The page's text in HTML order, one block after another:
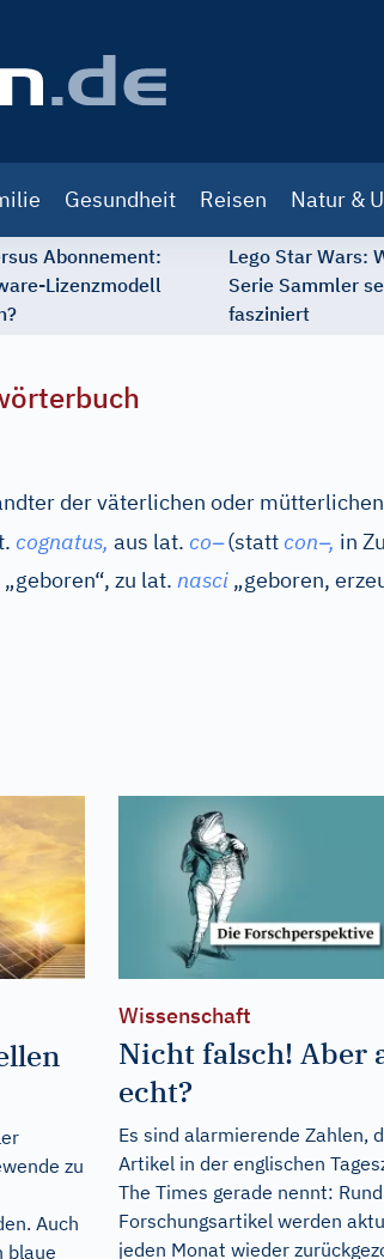
Gesundheit Reisen Natur &
Abonnement:
Lizenzmodell
Lego Star Wars:
Serie Sammler
fasziniert
der väterlichen oder
cognatus, aus lat. co–(statt con–, in
„geboren“, zu lat. nasci „geboren,
zu
Auch
blaue
Wissenschaft
Nicht falsch! Aber
echt?
Es sind alarmierende Zahlen,
Artikel in der englischen
The Times gerade nennt:
Forschungsartikel werden
jeden Monat wieder